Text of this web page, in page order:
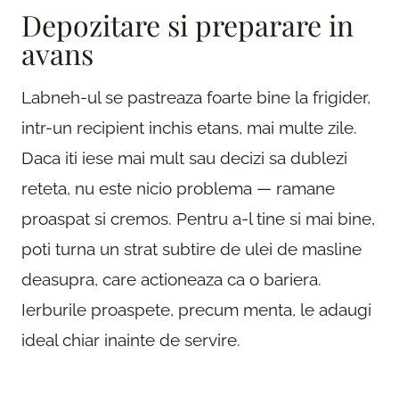
Depozitare si preparare in
avans
Labneh-ul se pastreaza foarte bine la frigider,
intr-un recipient inchis etans, mai multe zile.
Daca iti iese mai mult sau decizi sa dublezi
reteta, nu este nicio problema — ramane
proaspat si cremos. Pentru a-l tine si mai bine,
poti turna un strat subtire de ulei de masline
deasupra, care actioneaza ca o bariera.
Ierburile proaspete, precum menta, le adaugi
ideal chiar inainte de servire.